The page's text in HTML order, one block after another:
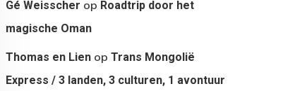
Gé Weisscher op Roadtrip door het
magische Oman
Thomas en Lienop Trans Mongolië
Express / 3 landen, 3 culturen, 1 avontuur